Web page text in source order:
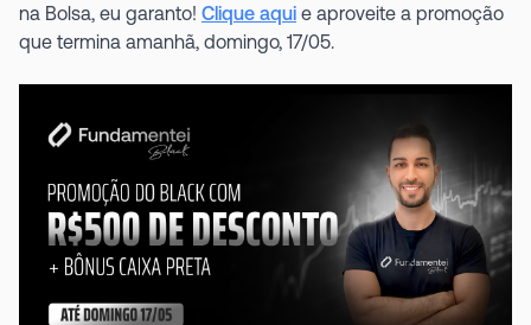
na Bolsa, eu garanto! Clique aqui e aproveite a promoção
que termina amanhã, domingo, 17/05.